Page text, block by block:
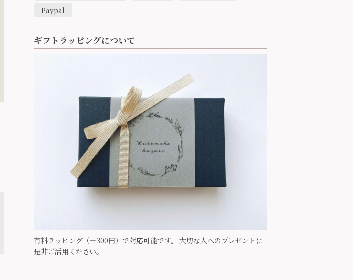
Paypal
ギフトラッピングについて
有料ラッピング（＋300円）で対応可能です。 大切な人へのプレゼントに
是非ご活用ください。